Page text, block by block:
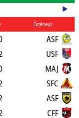
Extérieur
ASF
USF
MAJ
SFC
ASF
CFF